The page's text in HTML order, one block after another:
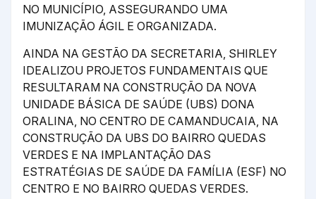
NO MUNICÍPIO, ASSEGURANDO UMA
IMUNIZAÇÃO ÁGIL E ORGANIZADA.
AINDA NA GESTÃO DA SECRETARIA, SHIRLEY
IDEALIZOU PROJETOS FUNDAMENTAIS QUE
RESULTARAM NA CONSTRUÇÃO DA NOVA
UNIDADE BÁSICA DE SAÚDE (UBS) DONA
ORALINA, NO CENTRO DE CAMANDUCAIA, NA
CONSTRUÇÃO DA UBS DO BAIRRO QUEDAS
VERDES E NA IMPLANTAÇÃO DAS
ESTRATÉGIAS DE SAÚDE DA FAMÍLIA (ESF) NO
CENTRO E NO BAIRRO QUEDAS VERDES.